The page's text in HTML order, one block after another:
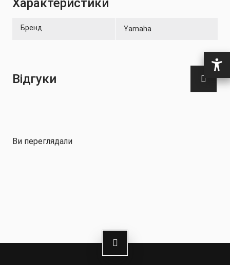
Характеристики
Бренд Yamaha
Відгуки
Ви переглядали